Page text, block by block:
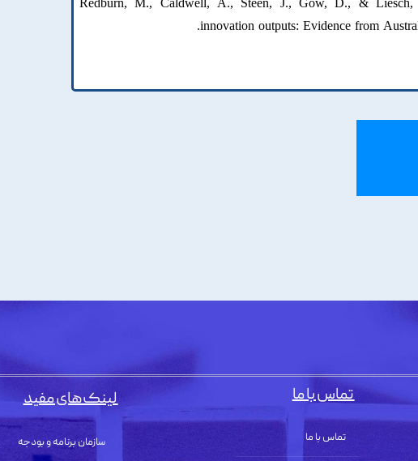
Redburn, M., Caldwell, A., Steen, J., Gow, D., & Liesch,
innovation outputs: Evidence from
لینک‌های مفید
سازمان برنامه و بودجه تماس با ما
تماس با ما